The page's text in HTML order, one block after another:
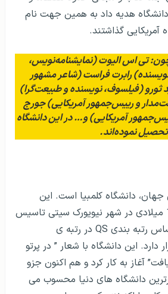
پوند به دانشگاه هدیه داد به همین جهت نام
آمریکایی گذاشتند.
تی اس الیوت (نمایشنامه‌نویس،
نویسنده) رابرت فراست (شاعر مشهور
ثورو (فیلسوف، نویسنده و طبیعت‌گرا)
و رییس‌جمهور آمریکایی) جورج
آمریکایی) و… در این دانشگاه
تحصیل نموده‌اند.
جهان، دانشگاه کلمبیا است. این
دانشگاه در سال 1754 میلادی در شهر نیویورک سیتی تاسیس
شد. این دانشگاه بر اساس رتبه بندی QS در رتبه ی
قرار دارد. این دانشگاه با شعار ” در پرتو
آغاز به کار کرد و هم اکنون جزو
دانشگاه های دنیا محسوب می